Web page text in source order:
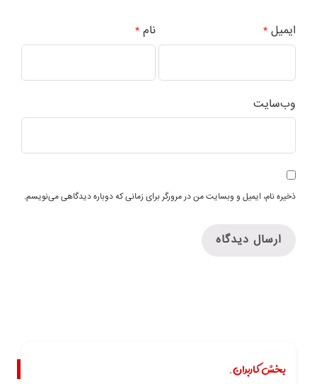
نام * ایمیل*
وب‌سایت
ذخیره نام، ایمیل و وبسایت من در مرورگر برای زمانی که دوباره دیدگاهی می‌نویسم.
بخش کاربران.